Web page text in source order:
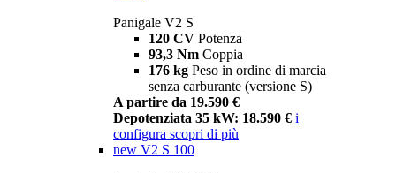
Panigale V2 S
120 CV Potenza
93,3 Nm Coppia
176 kg Peso in ordine di marcia
senza carburante (versione S)
A partire da 19.590 €
Depotenziata 35 kW: 18.590 € i
configura scopri di più
new V2 S 100